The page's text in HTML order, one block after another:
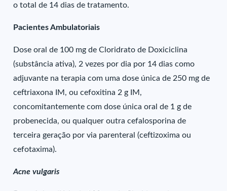
o total de 14 dias de tratamento.
Pacientes Ambulatoriais
Dose oral de 100 mg de Cloridrato de Doxiciclina
(substância ativa), 2 vezes por dia por 14 dias como
adjuvante na terapia com uma dose única de 250 mg de
ceftriaxona IM, ou cefoxitina 2 g IM,
concomitantemente com dose única oral de 1 g de
probenecida, ou qualquer outra cefalosporina de
terceira geração por via parenteral (ceftizoxima ou
cefotaxima).
Acne vulgaris